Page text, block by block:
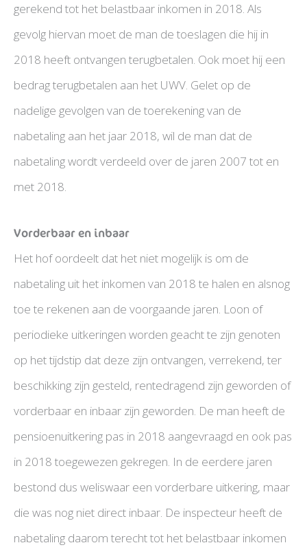
gerekend tot het belastbaar inkomen in 2018. Als
gevolg hiervan moet de man de toeslagen die hij in
2018 heeft ontvangen terugbetalen. Ook moet hij een
bedrag terugbetalen aan het UWV. Gelet op de
nadelige gevolgen van de toerekening van de
nabetaling aan het jaar 2018, wil de man dat de
nabetaling wordt verdeeld over de jaren 2007 tot en
met 2018.
Vorderbaar en inbaar
Het hof oordeelt dat het niet mogelijk is om de
nabetaling uit het inkomen van 2018 te halen en alsnog
toe te rekenen aan de voorgaande jaren. Loon of
periodieke uitkeringen worden geacht te zijn genoten
op het tijdstip dat deze zijn ontvangen, verrekend, ter
beschikking zijn gesteld, rentedragend zijn geworden of
vorderbaar en inbaar zijn geworden. De man heeft de
pensioenuitkering pas in 2018 aangevraagd en ook pas
in 2018 toegewezen gekregen. In de eerdere jaren
bestond dus weliswaar een vorderbare uitkering, maar
die was nog niet direct inbaar. De inspecteur heeft de
nabetaling daarom terecht tot het belastbaar inkomen